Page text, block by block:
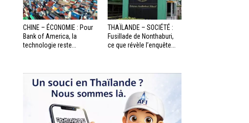
CHINE – ÉCONOMIE : Pour
Bank of America, la
technologie reste...
THAÏLANDE – SOCIÉTÉ :
Fusillade de Nonthaburi,
ce que révèle l’enquête...